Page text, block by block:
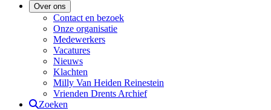
Over ons
Contact en bezoek
Onze organisatie
Medewerkers
Vacatures
Nieuws
Klachten
Milly Van Heiden Reinestein
Vrienden Drents Archief
Zoeken